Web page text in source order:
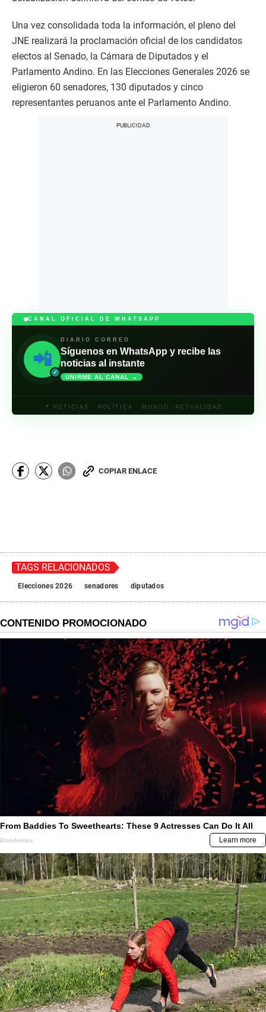
Una vez consolidada toda la información, el pleno del
JNE realizará la proclamación oficial de los candidatos
electos al Senado, la Cámara de Diputados y el
Parlamento Andino. En las Elecciones Generales 2026 se
eligieron 60 senadores, 130 diputados y cinco
representantes peruanos ante el Parlamento Andino.
CANAL OFICIAL DE WHATSAPP
📲
✓
DIARIO CORREO
Síguenos en WhatsApp y recibe las
noticias al instante
UNIRME AL CANAL →
📍 NOTICIAS · POLÍTICA · MUNDO· ACTUALIDAD
COPIAR ENLACE
TAGS RELACIONADOS
Elecciones 2026 senadores diputados